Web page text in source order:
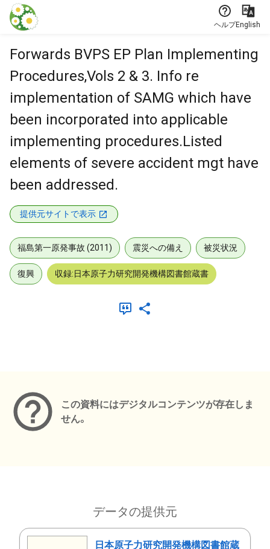
本文に飛ぶ
ヘルプEnglish
Forwards BVPS EP Plan Implementing
Procedures,Vols 2 & 3. Info re
implementation of SAMG which have
been incorporated into applicable
implementing procedures.Listed
elements of severe accident mgt have
been addressed.
提供元サイトで表示
福島第一原発事故 (2011) 震災への備え 被災状況
復興 収録:日本原子力研究開発機構図書館蔵書
この資料にはデジタルコンテンツが存在しま
せん。
データの提供元
日本原子力研究開発機構図書館蔵